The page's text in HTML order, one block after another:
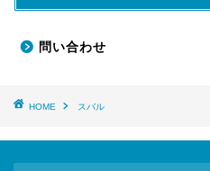
問い合わせ
HOME スバル